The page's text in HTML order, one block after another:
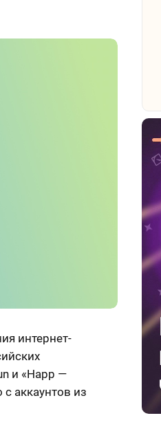
интернет-
и «Happ —
аккаунтов из